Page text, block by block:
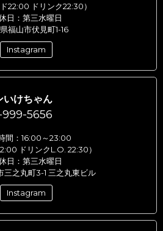
ド22:00 ドリンク22:30）
日：第三水曜日
福山市伏見町1-16
Instagram
いけちゃん
5656
間：16:00～23:00
ドリンクL.O. 22:30）
日：第三水曜日
三之丸町3-1 三之丸東ビル
Instagram